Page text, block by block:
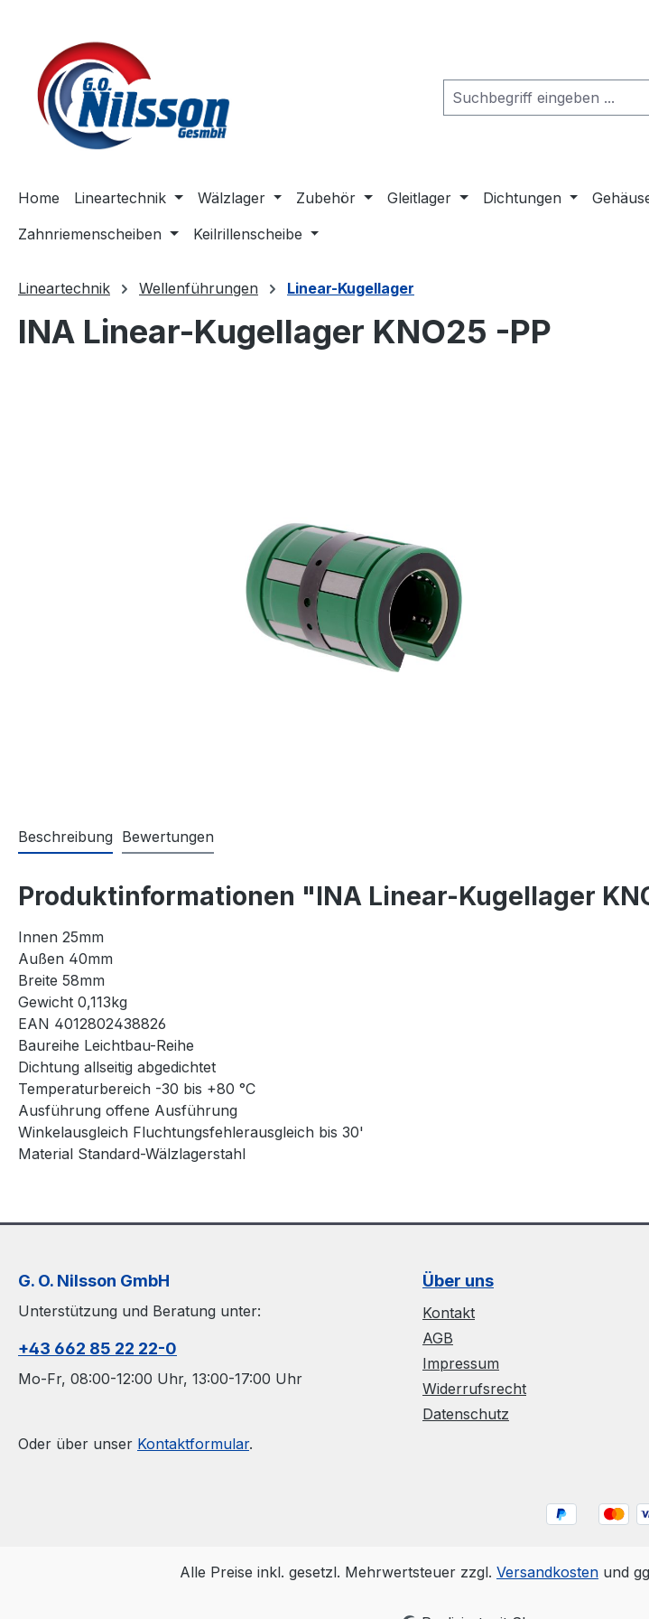
Home Lineartechnik Wälzlager Zubehör Gleitlager Dichtungen
Zahnriemenscheiben
Keilrillenscheibe
Lineartechnik Wellenführungen Linear-Kugellager
INA Linear-Kugellager KNO25 -PP
Beschreibung Bewertungen
Produktinformationen "INA Linear-Kugellager
Innen 25mm
Außen 40mm
Breite 58mm
Gewicht 0,113kg
EAN 4012802438826
Baureihe Leichtbau-Reihe
Dichtung allseitig abgedichtet
Temperaturbereich -30 bis +80 °C
Ausführung offene Ausführung
Winkelausgleich Fluchtungsfehlerausgleich bis 30'
Material Standard-Wälzlagerstahl
G. O. Nilsson GmbH
Unterstützung und Beratung unter:
+43 662 85 22 22-0
Mo-Fr, 08:00-12:00 Uhr, 13:00-17:00 Uhr
Oder über unser Kontaktformular.
Über uns
Kontakt
AGB
Impressum
Widerrufsrecht
Datenschutz
Alle Preise inkl. gesetzl. Mehrwertsteuer zzgl. Versandkosten und